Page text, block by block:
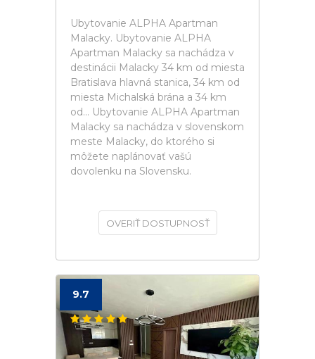
Ubytovanie ALPHA Apartman
Malacky. Ubytovanie ALPHA
Apartman Malacky sa nachádza v
destinácii Malacky 34 km od miesta
Bratislava hlavná stanica, 34 km od
miesta Michalská brána a 34 km
od... Ubytovanie ALPHA Apartman
Malacky sa nachádza v slovenskom
meste Malacky, do ktorého si
môžete naplánovať vašú
dovolenku na Slovensku.
OVERIŤ DOSTUPNOSŤ
9.7